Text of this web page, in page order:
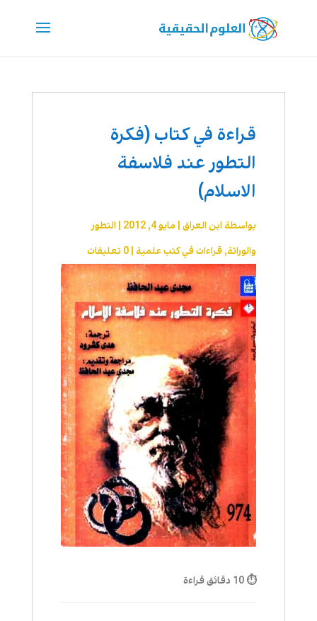
قراءة في كتاب (فكرة
التطور عند فلاسفة
الاسلام)
بواسطةابن العراق| مايو 4, 2012
التطور
والوراثة, قراءات في كتب علمية| 0 تعليقات
⏱ 10 دقائق قراءة